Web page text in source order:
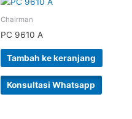
Chairman
PC 9610 A
Tambah ke keranjang
Konsultasi Whatsapp